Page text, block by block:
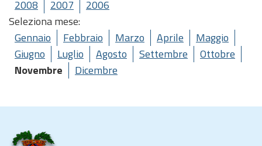
2008
2007
2006
Seleziona mese:
Gennaio
Febbraio Marzo Aprile
Maggio
Giugno
Luglio Agosto Settembre
Ottobre
Novembre
Dicembre